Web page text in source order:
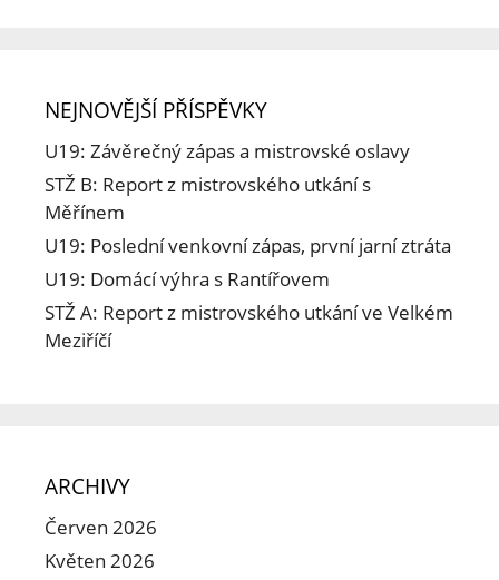
NEJNOVĚJŠÍ PŘÍSPĚVKY
U19: Závěrečný zápas a mistrovské oslavy
STŽ B: Report z mistrovského utkání s
Měřínem
U19: Poslední venkovní zápas, první jarní ztráta
U19: Domácí výhra s Rantířovem
STŽ A: Report z mistrovského utkání ve Velkém
Meziříčí
ARCHIVY
Červen 2026
Květen 2026